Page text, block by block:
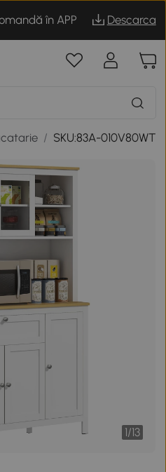
în APP Descarca
/ SKU:83A-010V80WT
1/13